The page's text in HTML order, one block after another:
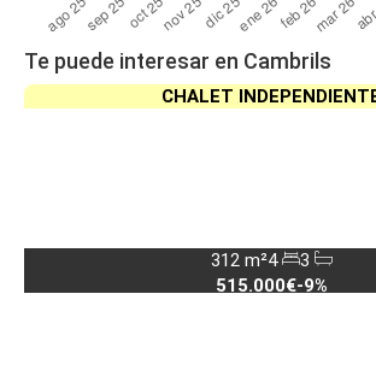
Te puede interesar en Cambrils
CHALET
312 m²4
3
515.000€-9%